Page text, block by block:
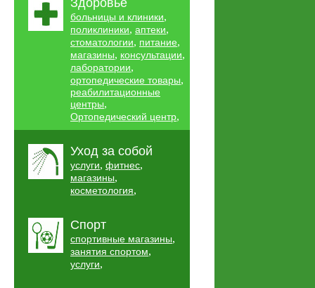
Здоровье
больницы и клиники,
поликлиники, аптеки,
стоматологии, питание,
магазины, консультации,
лаборатории,
ортопедические товары,
реабилитационные
центры,
Ортопедический центр,
Уход за собой
услуги, фитнес,
магазины,
косметология,
Спорт
спортивные магазины,
занятия спортом,
услуги,